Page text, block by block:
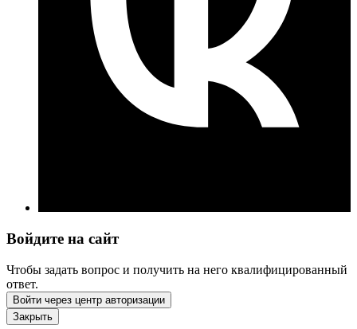
Войдите на сайт
Чтобы задать вопрос и получить на него квалифицированный
ответ.
Войти через центр авторизации
Закрыть